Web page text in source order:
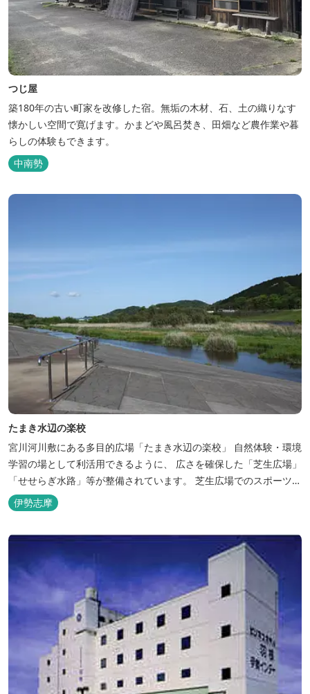
つじ屋
築180年の古い町家を改修した宿。無垢の木材、石、土の織りなす
懐かしい空間で寛げます。かまどや風呂焚き、田畑など農作業や暮
らしの体験もできます。
中南勢
たまき水辺の楽校
宮川河川敷にある多目的広場「たまき水辺の楽校」 自然体験・環境
学習の場として利活用できるように、 広さを確保した「芝生広場」
「せせらぎ水路」等が整備されています。 芝生広場でのスポーツや
バーベキューはもちろん、 車での乗り入れも可能なため、オートキ
ャンプなどもお楽しみいただけます！ 火災防止のため、バーベキュ
伊勢志摩